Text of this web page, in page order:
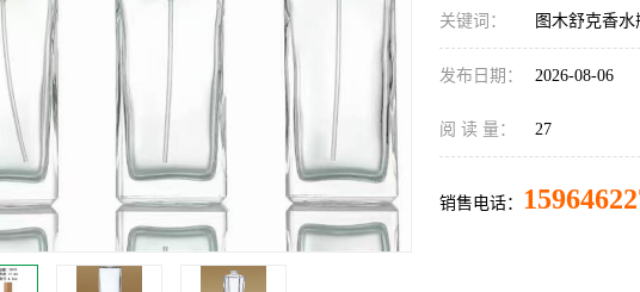
关键词： 图木舒克香水
发布日期： 2026-08-06
阅 读 量： 27
销售电话：